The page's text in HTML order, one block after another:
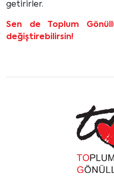
getirirler.
Sen de Toplum
değiştirebilirsin!